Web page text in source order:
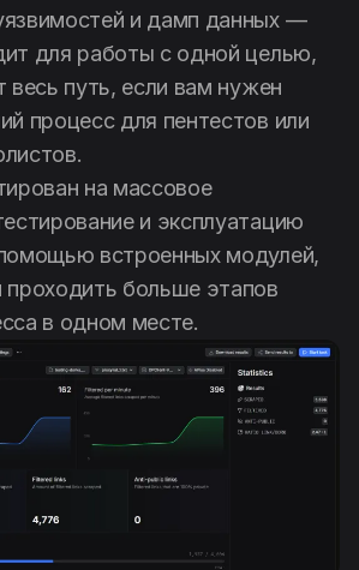
и дамп данных —
для работы с одной целью,
весь путь, если вам нужен
процесс для пентестов или
на массовое
и эксплуатацию
встроенных модулей,
больше этапов
в одном месте.